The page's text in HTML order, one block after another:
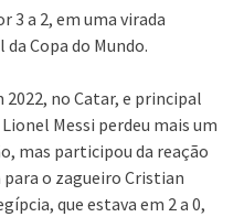
3 a 2, em uma virada
Copa do Mundo.
no Catar, e principal
Messi perdeu mais um
mas participou da reação
o zagueiro Cristian
que estava em 2 a 0,